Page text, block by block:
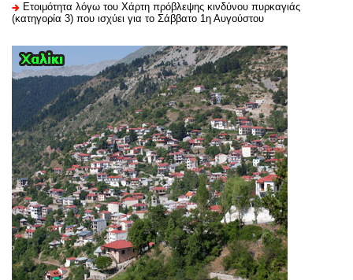
Ετοιμότητα λόγω του Χάρτη πρόβλεψης κινδύνου πυρκαγιάς
(κατηγορία 3) που ισχύει για το Σάββατο 1η Αυγούστου